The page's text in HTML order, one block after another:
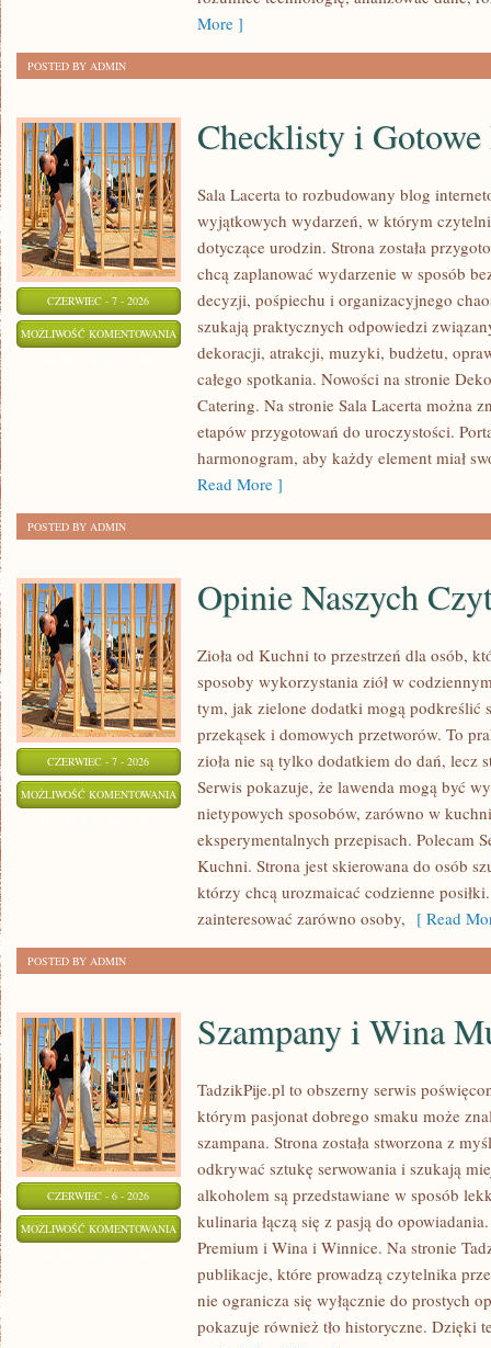
More ]
POSTED BY ADMIN
CZERWIEC - 7 - 2026
MOŻLIWOŚĆ KOMENTOWANIA CHECKLISTY
GOTOWE
PLANY
Checklisty i Gotowe
Sala Lacerta to rozbudowany blog
wyjątkowych wydarzeń, w którym
dotyczące urodzin. Strona została
chcą zaplanować wydarzenie w sposób
decyzji, pośpiechu i organizacyjnego
szukają praktycznych odpowiedzi
dekoracji, atrakcji, muzyki, budżetu,
całego spotkania. Nowości na stronie
Catering. Na stronie Sala Lacerta można
etapów przygotowań do uroczystości.
harmonogram, aby każdy element miał
Read More ]
POSTED BY ADMIN
CZERWIEC - 7 - 2026
MOŻLIWOŚĆ KOMENTOWANIA OPINIE
NASZYCH
CZYTELNIKÓW
Opinie Naszych
Zioła od Kuchni to przestrzeń dla osób,
sposoby wykorzystania ziół w
tym, jak zielone dodatki mogą podkreślić
przekąsek i domowych przetworów. To
zioła nie są tylko dodatkiem do dań, lecz
Serwis pokazuje, że lawenda mogą być
nietypowych sposobów, zarówno w
eksperymentalnych przepisach. Polecam
Kuchni. Strona jest skierowana do osób
którzy chcą urozmaicać codzienne
zainteresować zarówno osoby, [ Read
POSTED BY ADMIN
CZERWIEC - 6 - 2026
MOŻLIWOŚĆ KOMENTOWANIA SZAMPANY
WINA
MUSUJĄCE
Szampany i Wina
TadzikPije.pl to obszerny serwis
którym pasjonat dobrego smaku może
szampana. Strona została stworzona z
odkrywać sztukę serwowania i szukają
alkoholem są przedstawiane w sposób
kulinaria łączą się z pasją do
Premium i Wina i Winnice. Na stronie
publikacje, które prowadzą czytelnika
nie ogranicza się wyłącznie do prostych
pokazuje również tło historyczne. Dzięki